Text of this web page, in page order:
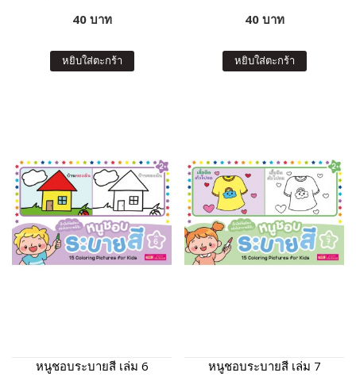
40 บาท
หยิบใส่ตะกร้า
40 บาท
หยิบใส่ตะกร้า
หนูชอบระบายสี เล่ม 6
หนูชอบระบายสี เล่ม 7